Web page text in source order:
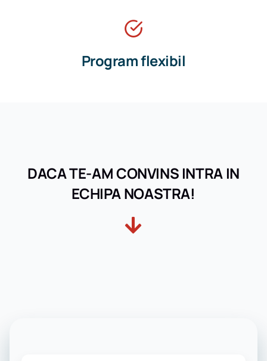
Program flexibil
DACA TE-AM CONVINS INTRA IN
ECHIPA NOASTRA!